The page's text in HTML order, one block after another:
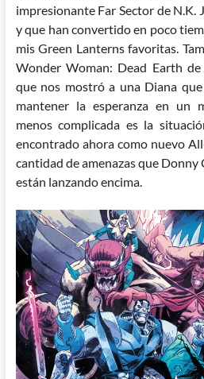
impresionante Far Sector de N.K.
y que han convertido en poco
mis Green Lanterns favoritas.
Wonder Woman: Dead Earth
que nos mostró a una Diana
mantener la esperanza en un
menos complicada es la
encontrado ahora como nuevo
cantidad de amenazas que
están lanzando encima.